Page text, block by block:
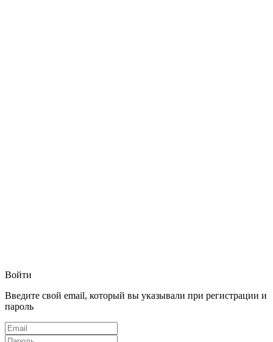
Войти
Введите свой email, который вы указывали при регистрации и
пароль